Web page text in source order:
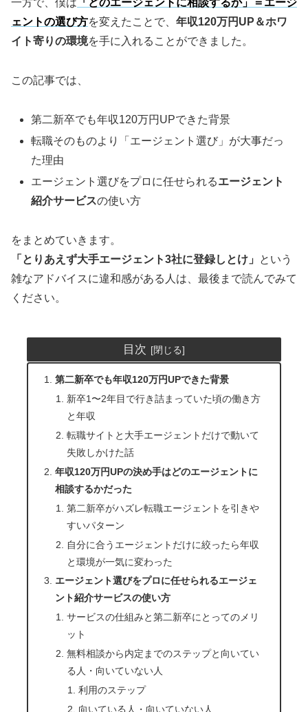
一方で、僕は 「どのエージェントに相談するか」＝エージ
ェントの選び方を変えたことで、 年収120万円UP＆ホワ
イト寄りの環境を手に入れることができました。
この記事では、
第二新卒でも年収120万円UPできた背景
転職そのものより「エージェント選び」が大事だっ
た理由
エージェント選びをプロに任せられるエージェント
紹介サービスの使い方
をまとめていきます。
「とりあえず大手エージェント3社に登録しとけ」
という
雑なアドバイスに違和感がある人は、最後まで読んでみて
ください。
目次
第二新卒でも年収120万円UPできた背景
新卒1〜2年目で行き詰まっていた頃の働き方
と年収
転職サイトと大手エージェントだけで動いて
失敗しかけた話
年収120万円UPの決め手はどのエージェントに
相談するかだった
第二新卒がハズレ転職エージェントを引きや
すいパターン
自分に合うエージェントだけに絞ったら年収
と環境が一気に変わった
エージェント選びをプロに任せられるエージェ
ント紹介サービスの使い方
サービスの仕組みと第二新卒にとってのメリ
ット
無料相談から内定までのステップと向いてい
る人・向いていない人
利用のステップ
向いている人・向いていない人